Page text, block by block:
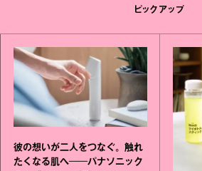
ピックアップ
彼の想いが二人をつなぐ。触れ
たくなる肌へ──パナソニック